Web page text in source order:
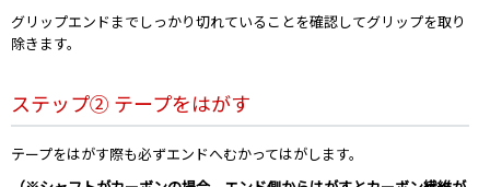
グリップエンドまでしっかり切れていることを確認してグリップを取り
除きます。
ステップ② テープをはがす
テープをはがす際も必ずエンドへむかってはがします。